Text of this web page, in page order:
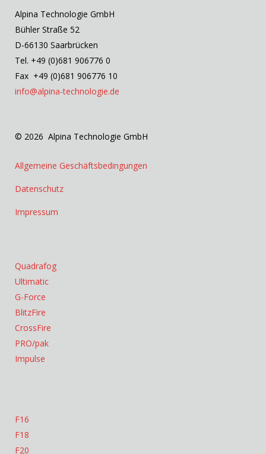
Alpina Technologie GmbH
Bühler Straße 52
D-66130 Saarbrücken
Tel. +49 (0)681 906776 0
Fax +49 (0)681 906776 10
info@alpina-technologie.de
© 2026 Alpina Technologie GmbH
Allgemeine Geschäftsbedingungen
Datenschutz
Impressum
Quadrafog
Ultimatic
G-Force
BlitzFire
CrossFire
PRO/pak
Impulse
F16
F18
F20